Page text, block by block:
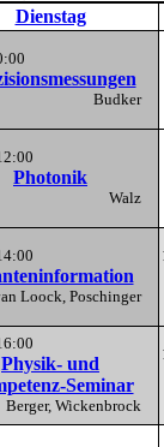
Dienstag
Budker
Photonik
Walz
Loock, Poschinger
Physik- und
Seminar
Berger, Wickenbrock